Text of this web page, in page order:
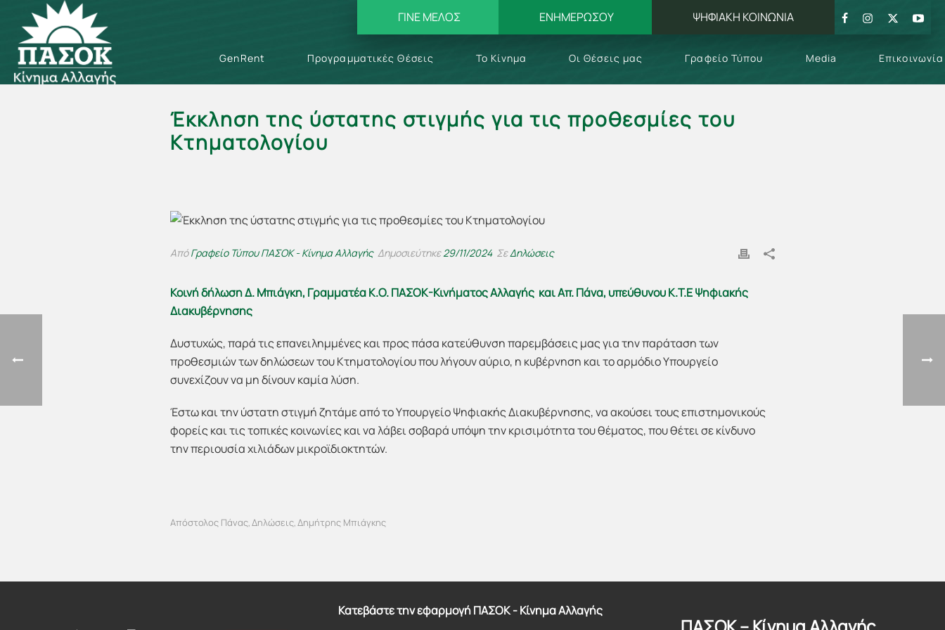
ΓΙΝΕ ΜΕΛΟΣ ΕΝΗΜΕΡΩΣΟΥ ΨΗΦΙΑΚΗ ΚΟΙΝΩΝΙΑ
GenRent Προγραμματικές Θέσεις Το Κίνημα Οι Θέσεις μας Γραφείο Τύπου Media Επικοινωνία
Έκκληση της ύστατης στιγμής για τις προθεσμίες του
Κτηματολογίου
ΑπόΓραφείο Τύπου ΠΑΣΟΚ - Κίνημα Αλλαγής Δημοσιεύτηκε29/11/2024 ΣεΔηλώσεις
Κοινή δήλωση Δ. Μπιάγκη, Γραμματέα Κ.Ο. ΠΑΣΟΚ-Κινήματος Αλλαγής και Απ. Πάνα, υπεύθυνου Κ.Τ.Ε Ψηφιακής
Διακυβέρνησης
Δυστυχώς, παρά τις επανειλημμένες και προς πάσα κατεύθυνση παρεμβάσεις μας για την παράταση των
προθεσμιών των δηλώσεων του Κτηματολογίου που λήγουν αύριο, η κυβέρνηση και το αρμόδιο Υπουργείο
συνεχίζουν να μη δίνουν καμία λύση.
Έστω και την ύστατη στιγμή ζητάμε από το Υπουργείο Ψηφιακής Διακυβέρνησης, να ακούσει τους επιστημονικούς
φορείς και τις τοπικές κοινωνίες και να λάβει σοβαρά υπόψη την κρισιμότητα του θέματος, που θέτει σε κίνδυνο
την περιουσία χιλιάδων μικροϊδιοκτητών.
Απόστολος Πάνας,Δηλώσεις,Δημήτρης Μπιάγκης
Κατεβάστε την εφαρμογή ΠΑΣΟΚ - Κίνημα Αλλαγής